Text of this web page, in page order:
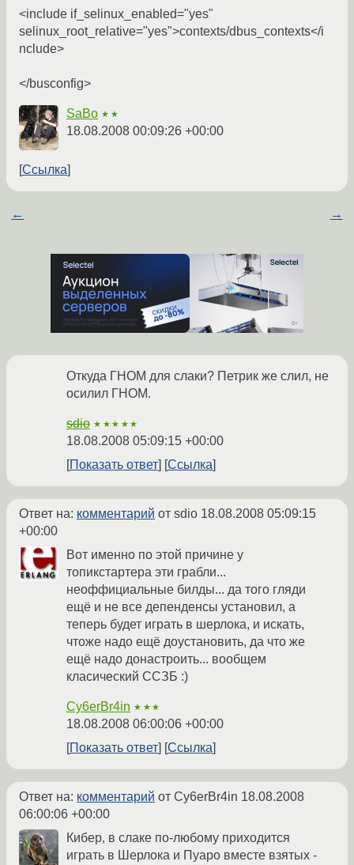
<include if_selinux_enabled="yes"
selinux_root_relative="yes">contexts/dbus_contexts</i
nclude>
</busconfig>
SaBo ★★
18.08.2008 00:09:26 +00:00
Ссылка
← →
Откуда ГНОМ для слаки? Петрик же слил, не
осилил ГНОМ.
sdio ★★★★★
18.08.2008 05:09:15 +00:00
Показать ответ
Ссылка
Ответ на: комментарий от sdio 18.08.2008 05:09:15
+00:00
Вот именно по этой причине у
топикстартера эти грабли...
неоффициальные билды... да того гляди
ещё и не все депенденсы установил, а
теперь будет играть в шерлока, и искать,
чтоже надо ещё доустановить, да что же
ещё надо донастроить... вообщем
класический ССЗБ :)
Cy6erBr4in ★★★
18.08.2008 06:00:06 +00:00
Показать ответ
Ссылка
Ответ на: комментарий от Cy6erBr4in 18.08.2008
06:00:06 +00:00
Кибер, в слаке по-любому приходится
играть в Шерлока и Пуаро вместе взятых -